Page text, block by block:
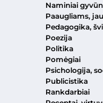
Naminiai
Paaugliams,
Pedagogika,
Poezija
Politika
Pomėgiai
Psichologija,
Publicistika
Rankdarbiai